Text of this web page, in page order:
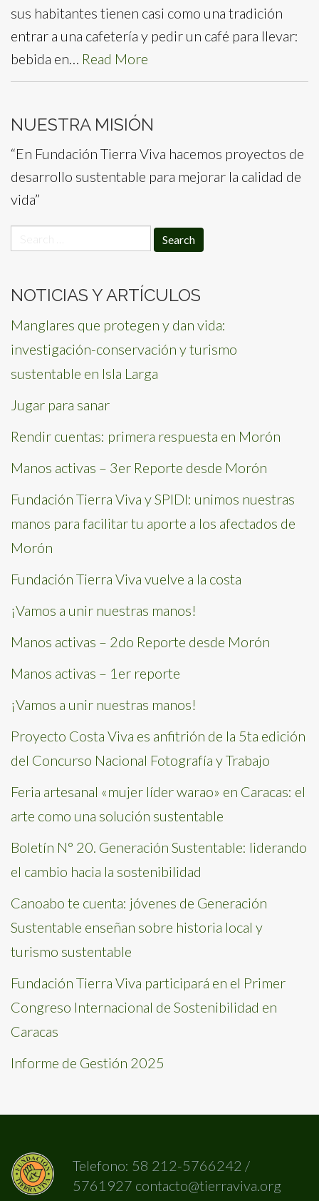
sus habitantes tienen casi como una tradición
entrar a una cafetería y pedir un café para llevar:
bebida en… Read More
NUESTRA MISIÓN
“En Fundación Tierra Viva hacemos proyectos de
desarrollo sustentable para mejorar la calidad de
vida”
for:
NOTICIAS Y ARTÍCULOS
Manglares que protegen y dan vida:
investigación-conservación y turismo
sustentable en Isla Larga
Jugar para sanar
Rendir cuentas: primera respuesta en Morón
Manos activas – 3er Reporte desde Morón
Fundación Tierra Viva y SPIDI: unimos nuestras
manos para facilitar tu aporte a los afectados de
Morón
Fundación Tierra Viva vuelve a la costa
¡Vamos a unir nuestras manos!
Manos activas – 2do Reporte desde Morón
Manos activas – 1er reporte
¡Vamos a unir nuestras manos!
Proyecto Costa Viva es anfitrión de la 5ta edición
del Concurso Nacional Fotografía y Trabajo
Feria artesanal «mujer líder warao» en Caracas: el
arte como una solución sustentable
Boletín N° 20. Generación Sustentable: liderando
el cambio hacia la sostenibilidad
Canoabo te cuenta: jóvenes de Generación
Sustentable enseñan sobre historia local y
turismo sustentable
Fundación Tierra Viva participará en el Primer
Congreso Internacional de Sostenibilidad en
Caracas
Informe de Gestión 2025
Telefono: 58 212-5766242 /
5761927 contacto@tierraviva.org